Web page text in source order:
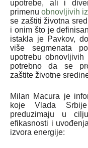
upotrebe, ali i
primenuobnovljivih
se zaštiti životna
i onim što je
istakla je Pavkov,
više segmenata
upotrebu
potrebno da se
zaštite životne
Milan Macura je
koje Vlada
preduzimaju u
efikasnosti i
izvora energije: